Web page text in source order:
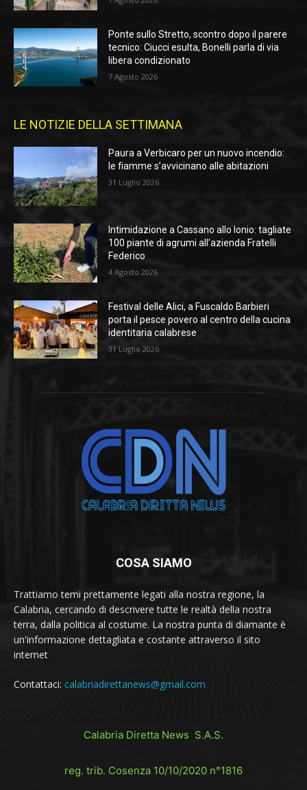
Ponte sullo Stretto, scontro dopo il parere
tecnico: Ciucci esulta, Bonelli parla di via
libera condizionato
7 Agosto 2026
LE NOTIZIE DELLA SETTIMANA
Paura a Verbicaro per un nuovo incendio:
le fiamme s’avvicinano alle abitazioni
31 Luglio 2026
Intimidazione a Cassano allo Ionio: tagliate
100 piante di agrumi all’azienda Fratelli
Federico
4 Agosto 2026
Festival delle Alici, a Fuscaldo Barbieri
porta il pesce povero al centro della cucina
identitaria calabrese
31 Luglio 2026
COSA SIAMO
Trattiamo temi prettamente legati alla nostra regione, la
Calabria, cercando di descrivere tutte le realtà della nostra
terra, dalla politica al costume. La nostra punta di diamante è
un'informazione dettagliata e costante attraverso il sito
internet
Contattaci: calabriadirettanews@gmail.com
Calabria Diretta News S.A.S.
reg. trib. Cosenza 10/10/2020 n°1816